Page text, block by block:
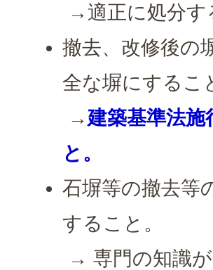
→適正に処分す
撤去、改修後の
全な塀にするこ
→建築基準法
と。
石塀等の撤去等
すること。
→ 専門の知識